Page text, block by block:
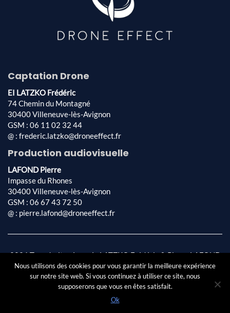
Captation Drone
EI LATZKO Frédéric
74 Chemin du Montagné
30400 Villeneuve-lès-Avignon
GSM : 06 11 02 32 44
@ : frederic.latzko@droneeffect.fr
Production audiovisuelle
LAFOND Pierre
Impasse du Rhones
30400 Villeneuve-lès-Avignon
GSM : 06 67 43 72 50
@ : pierre.lafond@droneeffect.fr
2026 Tous droits réservés LATZKO Frédéric & Pierre LAFOND
Conception & réalisation parAFA-Multimédia SARL|Mentions
légales| Politique de confidentialité
Nous utilisons des cookies pour vous garantir la meilleure expérience
sur notre site web. Si vous continuez à utiliser ce site, nous
supposerons que vous en êtes satisfait.
Ok